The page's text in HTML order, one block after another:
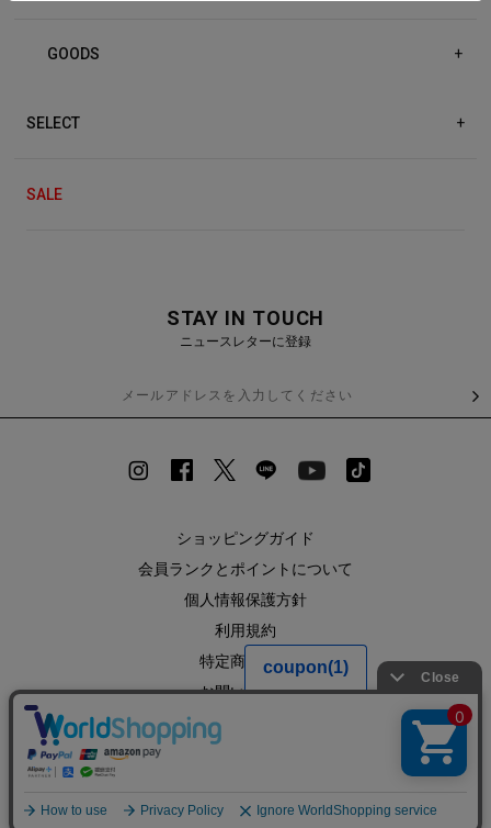
GOODS +
SELECT +
SALE
STAY IN TOUCH
ニュースレターに登録
ショッピングガイド
会員ランクとポイントについて
個人情報保護方針
利用規約
特定商取引法
お問い合わせ
企業情報